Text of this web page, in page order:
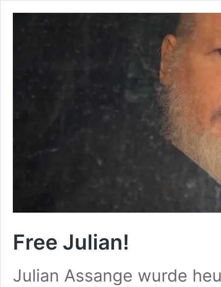
Free Julian!
Julian Assange wurde